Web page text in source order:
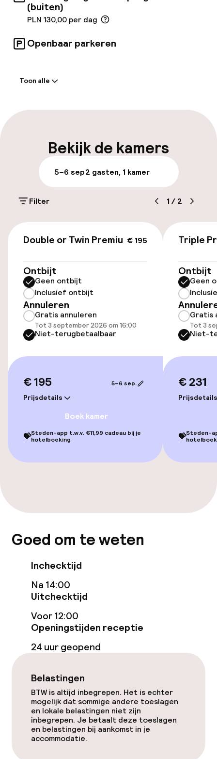
zakelijke bijeenkomsten, seminars en
trainingen.
(buiten)
PLN 130,00 per dag
Openbaar parkeren
Bagageruimte
Parkeren & mobiliteit
Parkeergelegenheid op eigen terrein
(buiten)
PLN 130,00 per dag
Luchthavenshuttle
Fietsverhuur
Toegankelijkheid
Overal rolstoeltoegankelijk
Zwemmen & wellness
Entertainment
Eet- en drinkgelegenheden
Bar
Eet- en drinkdiensten
Roomservice
Schoonmaakvoorzieningen
Wasservice
Zakelijke faciliteiten
Toon alle
Bekijk de kamers
5–6 sep2 gasten, 1 kamer
Filter 1 / 2
€ 195
Double or Twin Premium
Ontbijt
Geen ontbijt
Inclusief ontbijt
Annuleren
Gratis annuleren
Tot 3 september 2026 om 16:00
Niet-terugbetaalbaar
€ 195
Prijsdetails
5–6 sep.
Boek kamer
💝Steden-app t.w.v. €11,99 cadeau bij je
hotelboeking
Triple
Ontbijt
Geen
Gratis
Tot 3
Niet-
€ 231
Prijsdetails
💝Steden-
Goed om te weten
Inchecktijd
Na 14:00
Uitchecktijd
Voor 12:00
Openingstijden receptie
24 uur geopend
Belastingen
BTW is altijd inbegrepen. Het is echter
mogelijk dat sommige andere toeslagen
en lokale belastingen niet zijn
inbegrepen. Je betaalt deze toeslagen
en belastingen bij aankomst in je
accommodatie.